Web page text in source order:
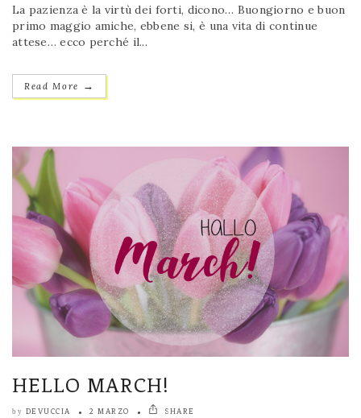
La pazienza è la virtù dei forti, dicono… Buongiorno e buon
primo maggio amiche, ebbene si, è una vita di continue
attese… ecco perché il...
Read More →
HELLO MARCH!
by DEVUCCIA 2 MARZO SHARE